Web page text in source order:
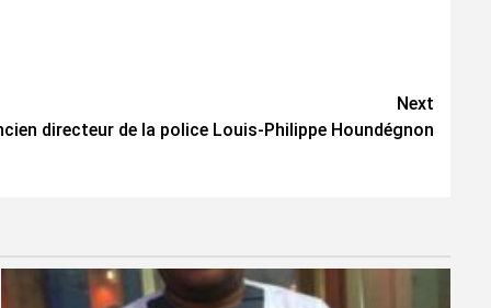
Next
directeur de la police Louis-Philippe Houndégnon